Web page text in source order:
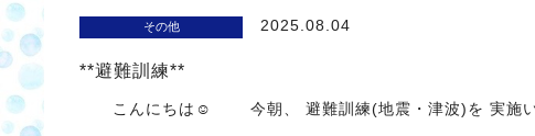
その他 2025.08.04
**避難訓練**
こんにちは☺ 今朝、 避難訓練(地震・津波)を 実施い